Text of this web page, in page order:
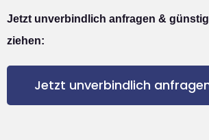
Jetzt unverbindlich anfragen &
ziehen:
Jetzt unverbindlich